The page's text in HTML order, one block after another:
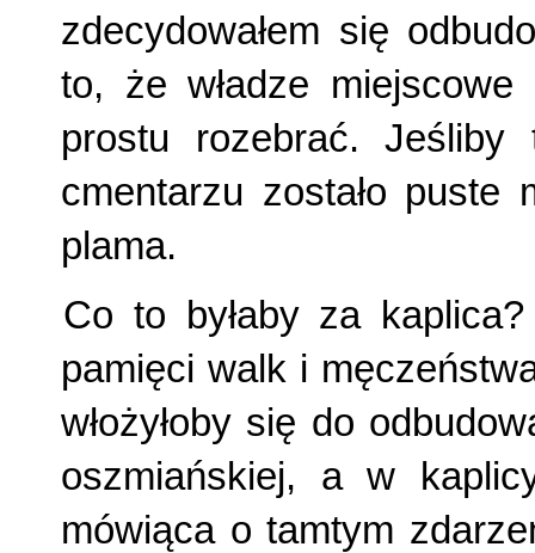
zdecydowałem się
to, że władze
prostu rozebrać.
cmentarzu zostało puste
plama.
Co to byłaby za
pamięci walk i
włożyłoby się do
oszmiańskiej, a w
mówiąca o tamtym